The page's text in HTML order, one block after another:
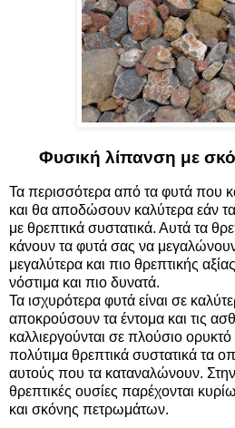
Φυσική λίπανση με
Τα περισσότερα από τα φυτά που
και θα αποδώσουν καλύτερα εάν
με θρεπτικά συστατικά. Αυτά τα
κάνουν τα φυτά σας να
μεγαλύτερα και πιο θρεπτικής
νόστιμα και πιο δυνατά.
Τα ισχυρότερα φυτά είναι σε
αποκρούσουν τα έντομα και τις
καλλιεργούνται σε πλούσιο
πολύτιμα θρεπτικά συστατικά τα
αυτούς που τα καταναλώνουν.
θρεπτικές ουσίες παρέχονται
και σκόνης πετρωμάτων.